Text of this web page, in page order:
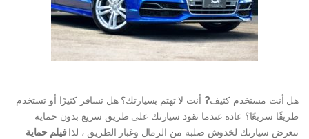
هل أنت مستخدم كثيف? أنت لا تهتم بسيارتك؟ هل تسافر كثيرًا أو تستخدم
طريقًا سريعًا؟ عادة عندما تقود سيارتك على طريق سريع بدون حماية
تتعرض سيارتك لخدوش صلبة من الرمال وغبار الطريق ، لذافيلم حماية